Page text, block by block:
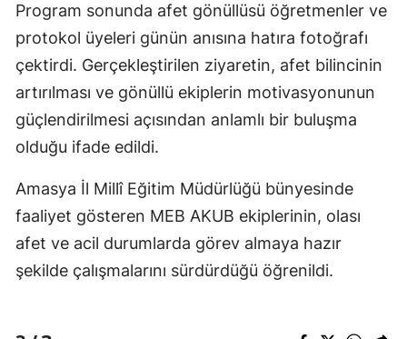
Program sonunda afet gönüllüsü öğretmenler ve
protokol üyeleri günün anısına hatıra fotoğrafı
çektirdi. Gerçekleştirilen ziyaretin, afet bilincinin
artırılması ve gönüllü ekiplerin motivasyonunun
güçlendirilmesi açısından anlamlı bir buluşma
olduğu ifade edildi.
Amasya İl Millî Eğitim Müdürlüğü bünyesinde
faaliyet gösteren MEB AKUB ekiplerinin, olası
afet ve acil durumlarda görev almaya hazır
şekilde çalışmalarını sürdürdüğü öğrenildi.